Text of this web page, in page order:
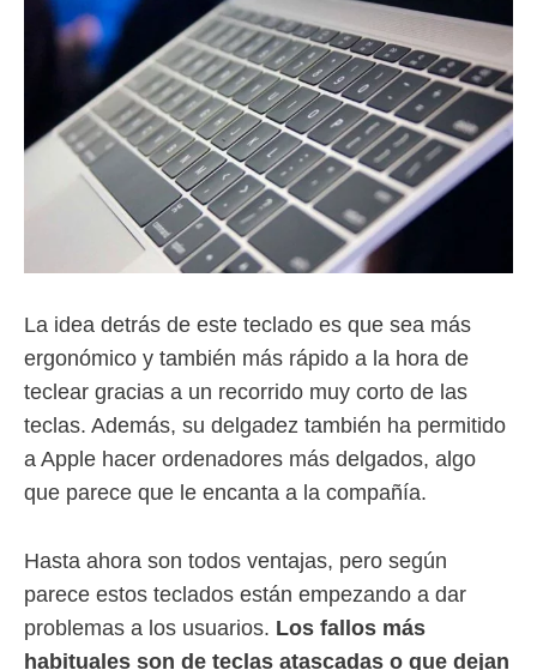
La idea detrás de este teclado es que sea más
ergonómico y también más rápido a la hora de
teclear gracias a un recorrido muy corto de las
teclas. Además, su delgadez también ha permitido
a Apple hacer ordenadores más delgados, algo
que parece que le encanta a la compañía.
Hasta ahora son todos ventajas, pero según
parece estos teclados están empezando a dar
problemas a los usuarios. Los fallos más
habituales son de teclas atascadas o que dejan